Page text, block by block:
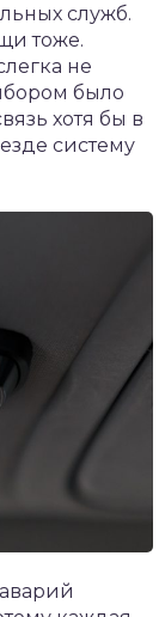
служб.
тоже.
не
было
хотя бы в
систему